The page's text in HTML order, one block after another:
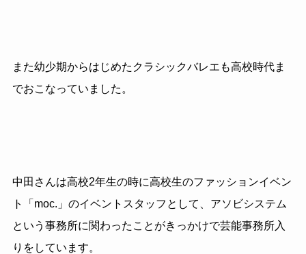
また幼少期からはじめたクラシックバレエも高校時代ま
でおこなっていました。
中田さんは高校2年生の時に高校生のファッションイベン
ト「moc.」のイベントスタッフとして、アソビシステム
という事務所に関わったことがきっかけで芸能事務所入
りをしています。